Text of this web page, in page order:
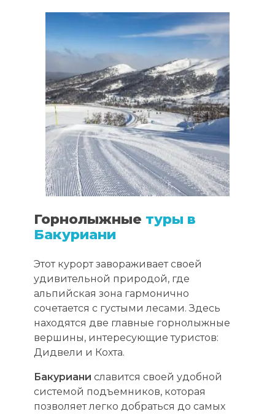
Горнолыжные туры в
Бакуриани
Этот курорт завораживает своей
удивительной природой, где
альпийская зона гармонично
сочетается с густыми лесами. Здесь
находятся две главные горнолыжные
вершины, интересующие туристов:
Дидвели и Кохта.
Бакуриани славится своей удобной
системой подъемников, которая
позволяет легко добраться до самых